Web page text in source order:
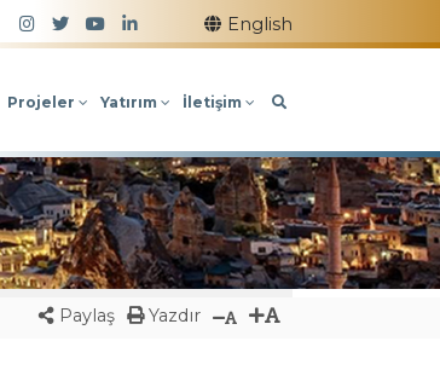
English
Projeler Yatırım İletişim
Paylaş Yazdır